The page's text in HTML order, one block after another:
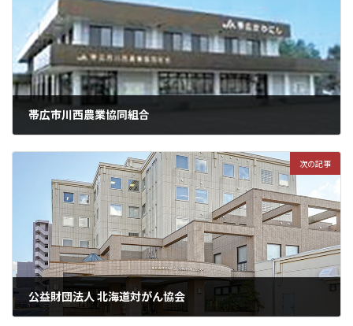
帯広市川西農業協同組合
次の記事
公益財団法人 北海道対がん協会